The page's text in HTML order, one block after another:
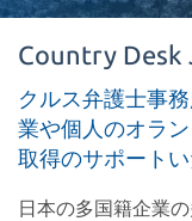
Country Desk
クルス弁護士事
業や個人のオラ
取得のサポートい
日本の多国籍企業